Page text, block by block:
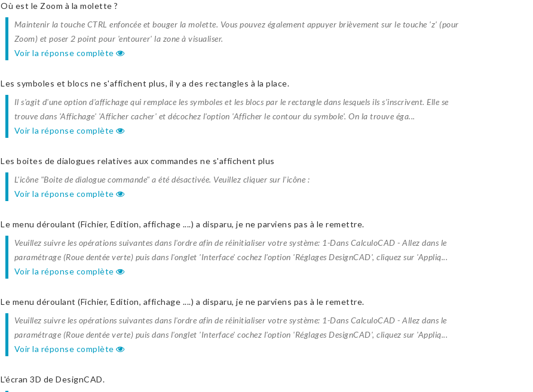
Où est le Zoom à la molette ?
Maintenir la touche CTRL enfoncée et bouger la molette. Vous pouvez également appuyer brièvement sur le touche 'z' (pour
Zoom) et poser 2 point pour 'entourer' la zone à visualiser.
Voir la réponse complète
Les symboles et blocs ne s'affichent plus, il y a des rectangles à la place.
Il s'agit d'une option d'affichage qui remplace les symboles et les blocs par le rectangle dans lesquels ils s’inscrivent. Elle se
trouve dans 'Affichage' 'Afficher cacher' et décochez l'option 'Afficher le contour du symbole'. On la trouve éga...
Voir la réponse complète
Les boites de dialogues relatives aux commandes ne s'affichent plus
L'icône "Boite de dialogue commande" a été désactivée. Veuillez cliquer sur l'icône :
Voir la réponse complète
Le menu déroulant (Fichier, Edition, affichage ....) a disparu, je ne parviens pas à le remettre.
Veuillez suivre les opérations suivantes dans l'ordre afin de réinitialiser votre système: 1-Dans CalculoCAD - Allez dans le
paramétrage (Roue dentée verte) puis dans l'onglet 'Interface' cochez l'option 'Réglages DesignCAD', cliquez sur 'Appliq...
Voir la réponse complète
Le menu déroulant (Fichier, Edition, affichage ....) a disparu, je ne parviens pas à le remettre.
Veuillez suivre les opérations suivantes dans l'ordre afin de réinitialiser votre système: 1-Dans CalculoCAD - Allez dans le
paramétrage (Roue dentée verte) puis dans l'onglet 'Interface' cochez l'option 'Réglages DesignCAD', cliquez sur 'Appliq...
Voir la réponse complète
L'écran 3D de DesignCAD.